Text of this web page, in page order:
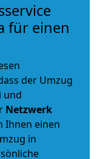
für einen
der Umzug
und
Netzwerk
Ihnen einen
in